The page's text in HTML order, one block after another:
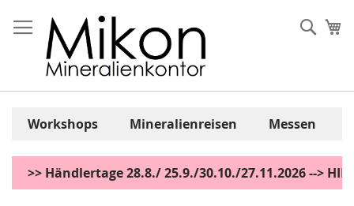
Inhalt
springen
Workshops Mineralienreisen Messen
>> Händlertage 28.8./ 25.9./30.10./27.11.2026 -->